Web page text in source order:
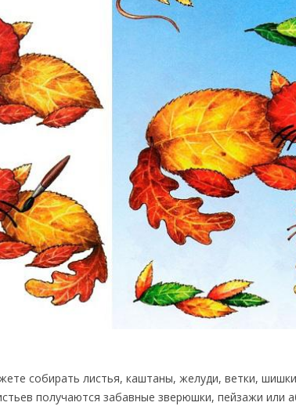
собирать листья, каштаны, желуди, ветки,
получаются забавные зверюшки, пейзажи или